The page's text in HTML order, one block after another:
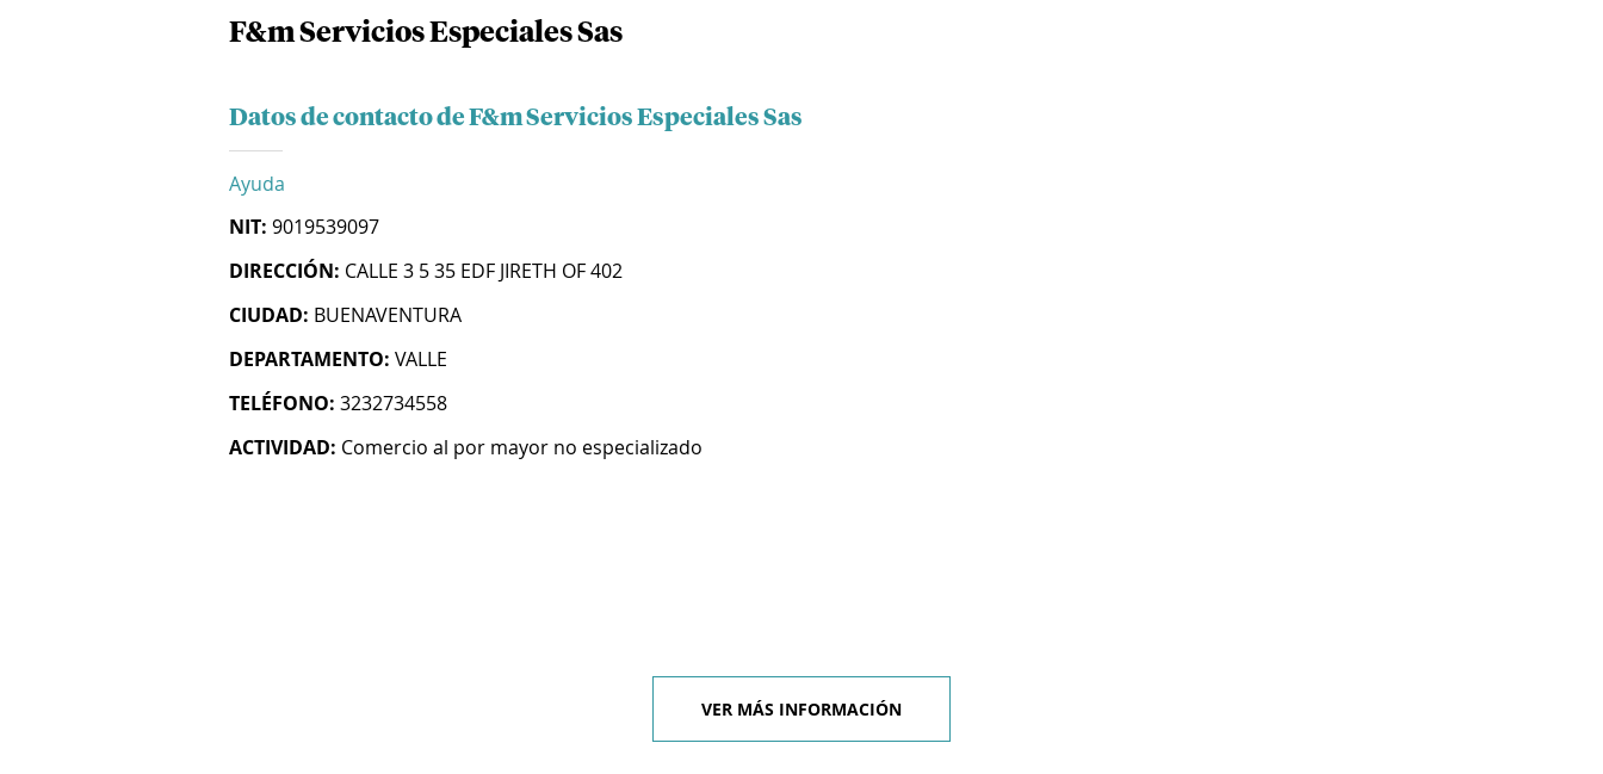
F&m Servicios Especiales Sas
Datos de contacto de F&m Servicios Especiales Sas
Ayuda
NIT: 9019539097
DIRECCIÓN: CALLE 3 5 35 EDF JIRETH OF 402
CIUDAD: BUENAVENTURA
DEPARTAMENTO: VALLE
TELÉFONO: 3232734558
ACTIVIDAD: Comercio al por mayor no especializado
VER MÁS INFORMACIÓN